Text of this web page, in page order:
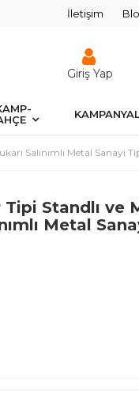
İletişim
Giriş Yap
Salınımlı Metal Sanayi
Standlı ve
Metal